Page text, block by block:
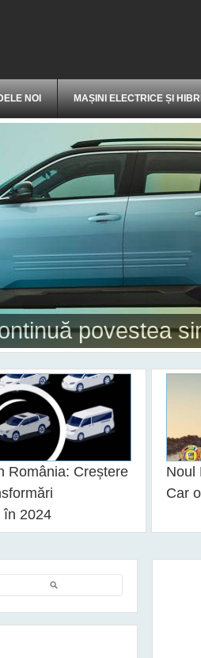
NOI MAȘINI ELECTRICE ȘI
acum la cea
România: Creștere
în 2024
Noul
Car